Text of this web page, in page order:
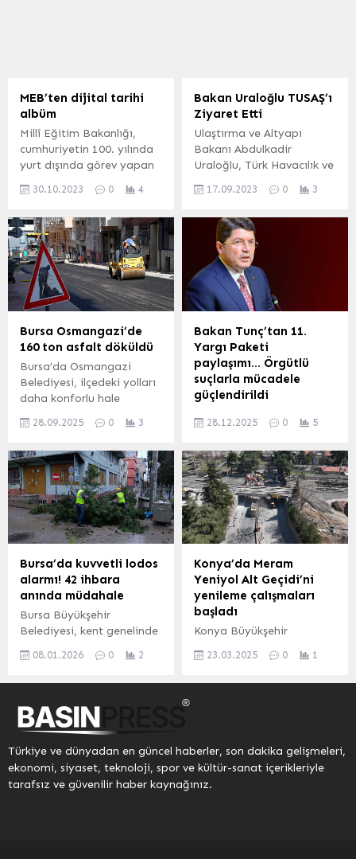
MEB’ten dijital tarihi
albüm
Millî Eğitim Bakanlığı,
cumhuriyetin 100. yılında
yurt dışında görev yapan
ataşelikleri için “Yurt Dışı
Tarih Albümü” adlı özel bir
çalışma hazırladı. ANKARA
(İGFA) – Cumhuriyetin
100. yılı büyük bir gurur ve
coşkuyla kutlanırken Millî
Eğitim Bakanlığı yurt dışı
teşkilatı da bu önemli
dönemi unutulmaz
30.10.2023 0 4
Bakan Uraloğlu TUSAŞ’ı
Ziyaret Etti
Ulaştırma ve Altyapı
Bakanı Abdulkadir
Uraloğlu, Türk Havacılık ve
tesislerini ziyaret etti.
Helikopteri, Hürjet, Hürkuş,
ANKA ve Milli Muharip
Uçak KAAN’ın yapım
tesislerinde incelemelerde
bulunan Uraloğlu, TUSAŞ
Genel Müdürü Temel
Kotil’den projeler hakkında
bilgi aldı. 17 Eylül 2023,
13:27 yayınlandı Bakan
Uraloğlu TUSAŞ’ı...
17.09.2023 0 3
Bursa Osmangazi’de
160 ton asfalt döküldü
Bursa’da Osmangazi
Belediyesi, ilçedeki yolları
daha konforlu hale
yenileme çalışmalarına hız
BURSA (İGFA) –
Osmangazi Belediyesi,
ilçenin 136 mahallesine
daha güzel hizmet
yapabilmek için
çalışmalarını sürdürüyor.
Osmangazi’de yolların
kalitesini artırmak
amacıyla başlatılan
bir yenisi daha eklendi.
Osmangazi Belediyesi Fen
İşleri Müdürlüğü ekipleri...
28.09.2025 0 3
Bakan Tunç’tan 11.
Yargı Paketi
paylaşımı… Örgütlü
suçlarla mücadele
güçlendirildi
Tunç, TBMM Genel
Yargı Paketi ile çocukların
suç örgütleri tarafından
kullanılmasının önüne
geçileceğini açıkladı.
Adaleti güçlendiren ve
caydırıcılığı artıran
düzenlemeler içeren
paketle, örgütlü suçlarla
mücadelenin
güçlendirlidiği kaydedildi.
ANKARA (İGFA) – Adalet
Bakanı Yılmaz Tunç,
Türkiye Yüzyılı Yargı
kapsamında hazırlanan
28.12.2025 0 5
Bursa’da kuvvetli lodos
alarmı! 42 ihbara
anında müdahale
Bursa Büyükşehir
Belediyesi, kent genelinde
nedeniyle oluşan
ve 42 ihbara müdahale
edildiğini açıkladı. BURSA
olan kuvvetli lodos hayatı
olumsuz etkilerken, Bursa
Büyükşehir Belediyesi
08.01.2026 0 2
Konya’da Meram
Yeniyol Alt Geçidi’ni
yenileme çalışmaları
başladı
Konya Büyükşehir
Müdürlüğü ile birlikte
başladı.
23.03.2025 0 1
Türkiye ve dünyadan en güncel haberler, son dakika gelişmeleri,
ekonomi, siyaset, teknoloji, spor ve kültür-sanat içerikleriyle
tarafsız ve güvenilir haber kaynağınız.